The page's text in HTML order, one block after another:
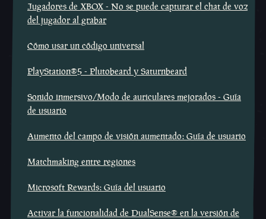
Jugadores de XBOX - No se puede capturar el chat de voz
del jugador al grabar
Cómo usar un código universal
PlayStation®5 - Plutobeard y Saturnbeard
Sonido inmersivo/Modo de auriculares mejorados - Guía
de usuario
Aumento del campo de visión aumentado: Guía de usuario
Matchmaking entre regiones
Microsoft Rewards: Guía del usuario
Activar la funcionalidad de DualSense® en la versión de